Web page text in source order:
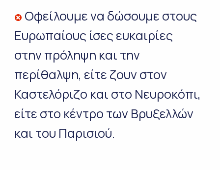
Οφείλουμε να δώσουμε στους
Ευρωπαίους ίσες ευκαιρίες
στην πρόληψη και την
περίθαλψη, είτε ζουν στον
Καστελόριζο και στο Νευροκόπι,
είτε στο κέντρο των Βρυξελλών
και του Παρισιού.